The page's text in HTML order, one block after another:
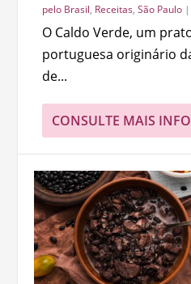
pelo Brasil, Receitas,São Paulo
O Caldo Verde, um
portuguesa originário
de...
CONSULTE MAIS